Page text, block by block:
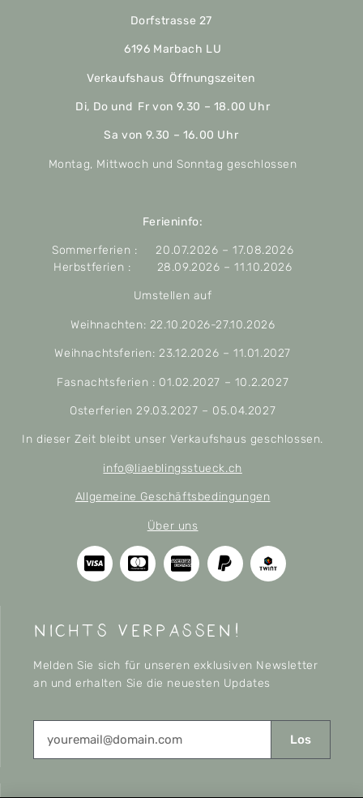
Dorfstrasse 27
6196 Marbach LU
Verkaufshaus Öffnungszeiten
Di, Do und Fr von 9.30 – 18.00 Uhr
Sa von 9.30 – 16.00 Uhr
Montag, Mittwoch und Sonntag geschlossen
Ferieninfo:
Sommerferien : 20.07.2026 – 17.08.2026
Herbstferien : 28.09.2026 – 11.10.2026
Umstellen auf
Weihnachten: 22.10.2026-27.10.2026
Weihnachtsferien: 23.12.2026 – 11.01.2027
Fasnachtsferien : 01.02.2027 – 10.2.2027
Osterferien 29.03.2027 – 05.04.2027
In dieser Zeit bleibt unser Verkaufshaus geschlossen.
info@liaeblingsstueck.ch
Allgemeine Geschäftsbedingungen
Über uns
nichts verpassen!
Melden Sie sich für unseren exklusiven Newsletter
an und erhalten Sie die neuesten Updates
Los